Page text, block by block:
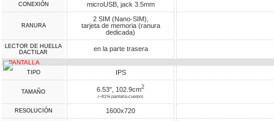
CONEXIÓN microUSB, jack 3.5mm
RANURA
2 SIM (Nano-SIM),
tarjeta de memoria (ranura
dedicada)
LECTOR DE HUELLA
DACTILAR
en la parte trasera
PANTALLA
TIPO IPS
TAMAÑO 6.53", 102.9cm2
(~81% pantalla-cuerpo)
RESOLUCIÓN 1600x720